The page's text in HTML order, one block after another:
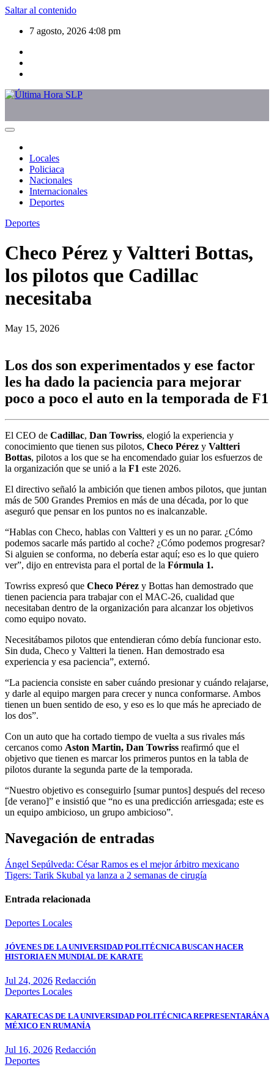
Saltar al contenido
7 agosto, 2026 4:08 pm
Locales
Policiaca
Nacionales
Internacionales
Deportes
Deportes
Checo Pérez y Valtteri Bottas,
los pilotos que Cadillac
necesitaba
May 15, 2026
Los dos son experimentados y ese factor
les ha dado la paciencia para mejorar
poco a poco el auto en la temporada de F1
El CEO de Cadillac, Dan Towriss, elogió la experiencia y
conocimiento que tienen sus pilotos, Checo Pérez y Valtteri
Bottas, pilotos a los que se ha encomendado guiar los esfuerzos de
la organización que se unió a la F1 este 2026.
El directivo señaló la ambición que tienen ambos pilotos, que juntan
más de 500 Grandes Premios en más de una década, por lo que
aseguró que pensar en los puntos no es inalcanzable.
“Hablas con Checo, hablas con Valtteri y es un no parar. ¿Cómo
podemos sacarle más partido al coche? ¿Cómo podemos progresar?
Si alguien se conforma, no debería estar aquí; eso es lo que quiero
ver”, dijo en entrevista para el portal de la Fórmula 1.
Towriss expresó que Checo Pérez y Bottas han demostrado que
tienen paciencia para trabajar con el MAC-26, cualidad que
necesitaban dentro de la organización para alcanzar los objetivos
como equipo novato.
Necesitábamos pilotos que entendieran cómo debía funcionar esto.
Sin duda, Checo y Valtteri la tienen. Han demostrado esa
experiencia y esa paciencia”, externó.
“La paciencia consiste en saber cuándo presionar y cuándo relajarse,
y darle al equipo margen para crecer y nunca conformarse. Ambos
tienen un buen sentido de eso, y eso es lo que más he apreciado de
los dos”.
Con un auto que ha cortado tiempo de vuelta a sus rivales más
cercanos como Aston Martin, Dan Towriss reafirmó que el
objetivo que tienen es marcar los primeros puntos en la tabla de
pilotos durante la segunda parte de la temporada.
“Nuestro objetivo es conseguirlo [sumar puntos] después del receso
[de verano]” e insistió que “no es una predicción arriesgada; este es
un equipo ambicioso, un grupo ambicioso”.
Navegación de entradas
Ángel Sepúlveda: César Ramos es el mejor árbitro mexicano
Tigers: Tarik Skubal ya lanza a 2 semanas de cirugía
Entrada relacionada
Deportes Locales
JÓVENES DE LA UNIVERSIDAD POLITÉCNICA BUSCAN HACER
HISTORIA EN MUNDIAL DE KARATE
Jul 24, 2026 Redacción
Deportes Locales
KARATECAS DE LA UNIVERSIDAD POLITÉCNICA REPRESENTARÁN A
MÉXICO EN RUMANÍA
Jul 16, 2026 Redacción
Deportes